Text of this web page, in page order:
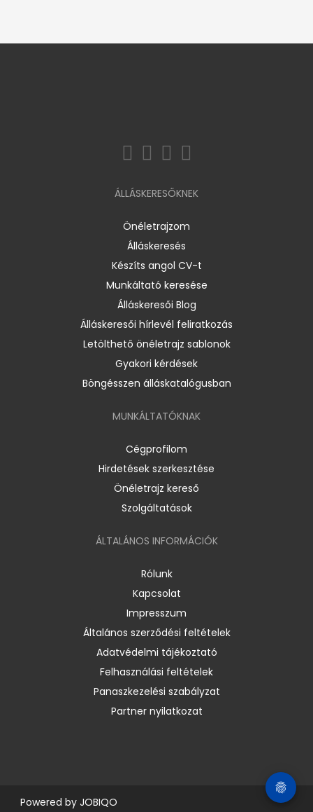
ÁLLÁSKERESŐKNEK
Önéletrajzom
Álláskeresés
Készíts angol CV-t
Munkáltató keresése
Álláskeresői Blog
Álláskeresői hírlevél feliratkozás
Letölthető önéletrajz sablonok
Gyakori kérdések
Böngésszen álláskatalógusban
MUNKÁLTATÓKNAK
Cégprofilom
Hirdetések szerkesztése
Önéletrajz kereső
Szolgáltatások
ÁLTALÁNOS INFORMÁCIÓK
Rólunk
Kapcsolat
Impresszum
Általános szerződési feltételek
Adatvédelmi tájékoztató
Felhasználási feltételek
Panaszkezelési szabályzat
Partner nyilatkozat
Powered by JOBIQO